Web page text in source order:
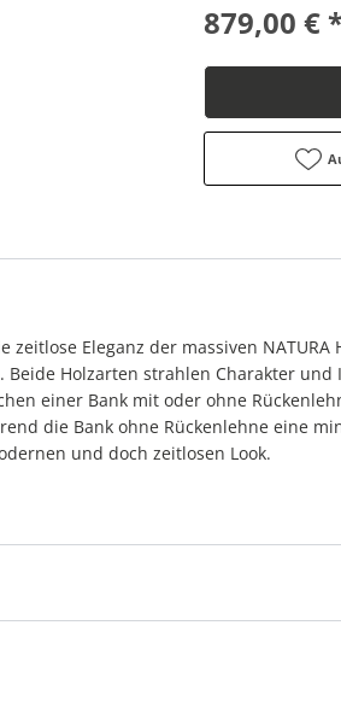
879,00 €
Eleganz der massiven
Holzarten strahlen Charakter
einer Bank mit oder ohne
die Bank ohne Rückenlehne eine
und doch zeitlosen Look.